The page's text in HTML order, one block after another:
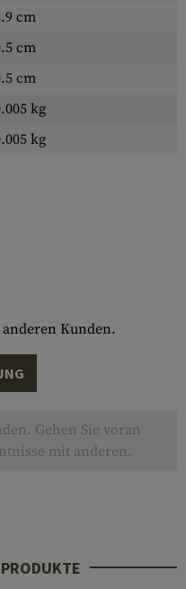
cm
cm
cm
kg
kg
Kunden.
Gehen Sie voran
mit anderen.